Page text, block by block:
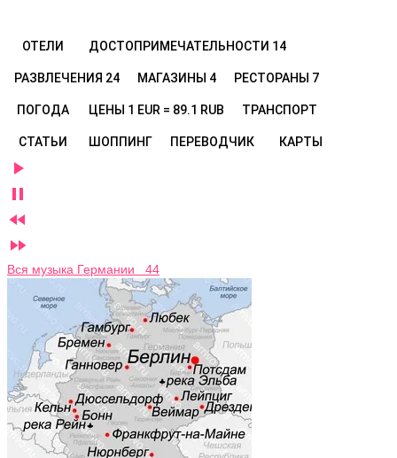
ОТЕЛИ ДОСТОПРИМЕЧАТЕЛЬНОСТИ 14
РАЗВЛЕЧЕНИЯ 24 МАГАЗИНЫ 4 РЕСТОРАНЫ 7
ПОГОДА ЦЕНЫ 1 EUR = 89.1 RUB ТРАНСПОРТ
СТАТЬИ ШОППИНГ ПЕРЕВОДЧИК КАРТЫ




Вся музыка Германии 44